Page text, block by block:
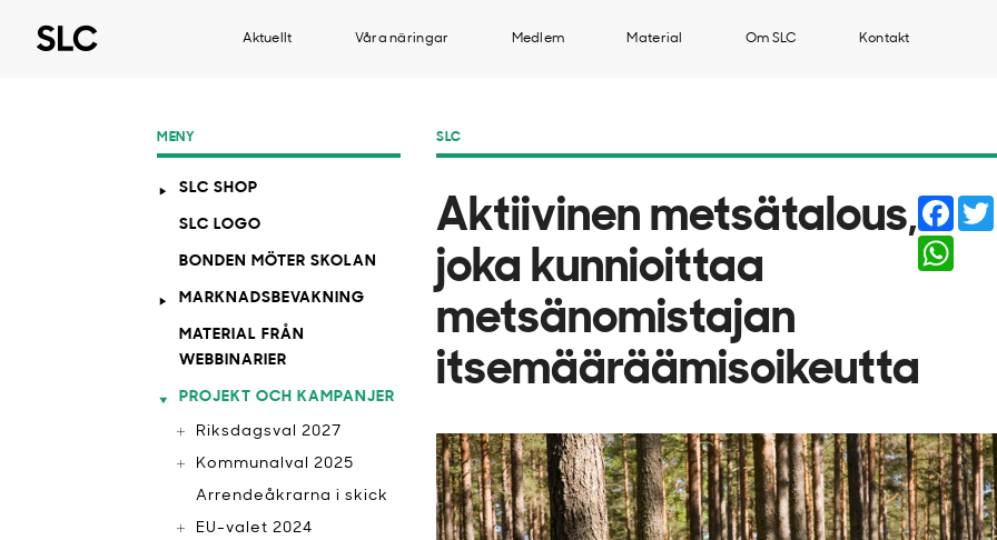
Aktuellt Våra näringar Medlem Material Om SLC Kontakt
SLC
Aktiivinen metsätalous,
joka kunnioittaa
metsänomistajan
itsemääräämisoikeutta
MENY
SLC SHOP
SLC LOGO
BONDEN MÖTER SKOLAN
MARKNADSBEVAKNING
MATERIAL FRÅN
WEBBINARIER
PROJEKT OCH KAMPANJER
Riksdagsval 2027
Kommunalval 2025
Arrendeåkrarna i skick
EU-valet 2024